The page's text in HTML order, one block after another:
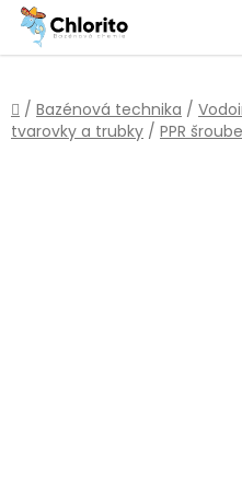
Přejít
obsah
Domů
/ Bazénová technika /
tvarovky a trubky / PPR